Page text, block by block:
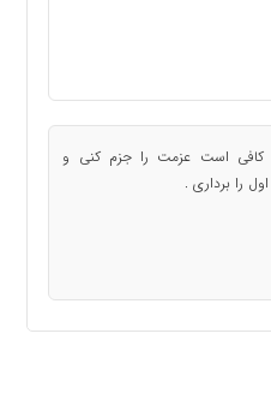
کافی است عزمت را جزم کنی و
را برداری .